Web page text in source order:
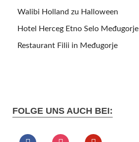
Walibi Holland zu Halloween
Hotel Herceg Etno Selo Međugorje
Restaurant Filii in Međugorje
FOLGE UNS AUCH BEI: